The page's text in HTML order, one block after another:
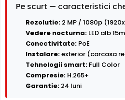
Pe scurt — caracteristici
Rezolutie: 2 MP / 1080p
Vedere nocturna: LED alb 15m
Conectivitate: PoE
Instalare:exterior (carcasa
Tehnologii smart: Full Color
Compresie: H.265+
Garantie: 24 luni